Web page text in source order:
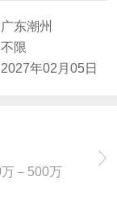
广东潮州
不限
2027年02月05日
－500万